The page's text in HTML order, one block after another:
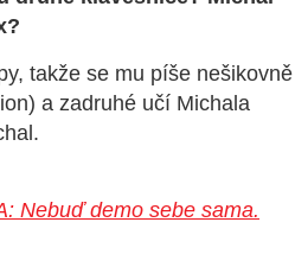
takže se mu píše nešikovně
a zadruhé učí Michala
Nebuď demo sebe sama.